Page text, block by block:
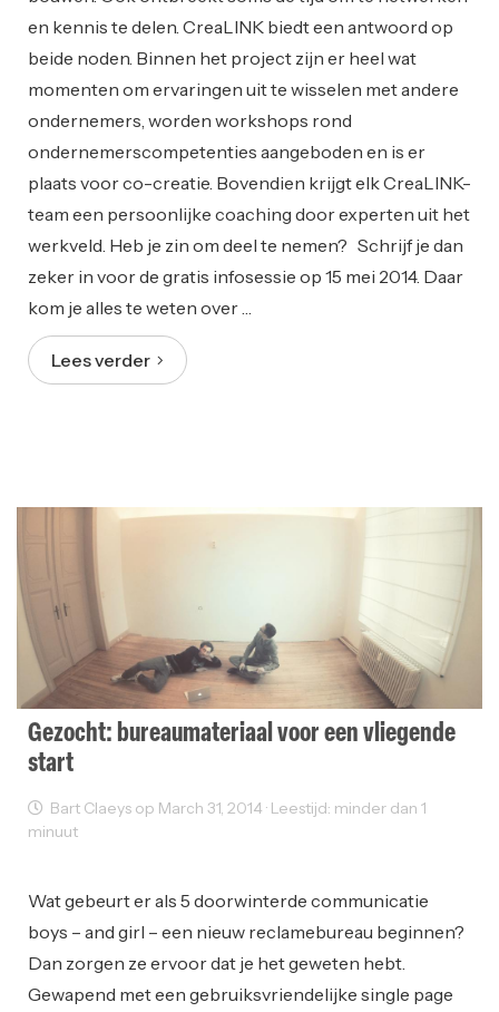
en kennis te delen. CreaLINK biedt een antwoord op
beide noden. Binnen het project zijn er heel wat
momenten om ervaringen uit te wisselen met andere
ondernemers, worden workshops rond
ondernemerscompetenties aangeboden en is er
plaats voor co-creatie. Bovendien krijgt elk CreaLINK-
team een persoonlijke coaching door experten uit het
werkveld. Heb je zin om deel te nemen? Schrijf je dan
zeker in voor de gratis infosessie op 15 mei 2014. Daar
kom je alles te weten over …
Lees verder
Gezocht: bureaumateriaal voor een vliegende
start
Bart Claeys op March 31, 2014 · Leestijd: minder dan 1
minuut
Wat gebeurt er als 5 doorwinterde communicatie
boys – and girl – een nieuw reclamebureau beginnen?
Dan zorgen ze ervoor dat je het geweten hebt.
Gewapend met een gebruiksvriendelijke single page